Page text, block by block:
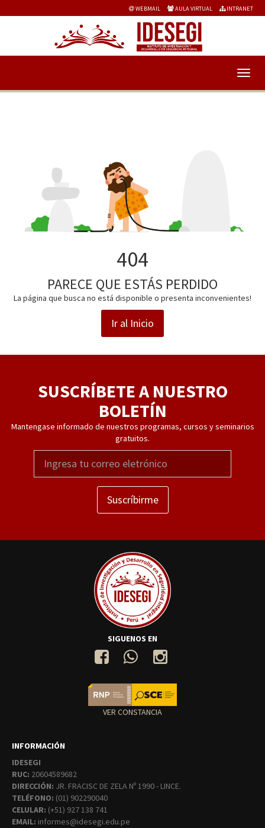
WEBMAIL AULA VIRTUAL INTRANET
404
PARECE QUE ESTÁS PERDIDO
La página que busca no está disponible o presenta inconvenientes!
Ir al Inicio
SUSCRÍBETE A NUESTRO
BOLETÍN
Mantengase informado de nuestros programas, cursos y seminarios
gratuitos.
Suscríbirme
SIGUENOS EN
VER CONSTANCIA
INFORMACIÓN
IDESEGI
RUC: 20604589682
DIRECCIÓN: JR. FRACISC DE ZELA Nº 1990 - LINCE.
TELÉFONO: (01) 902290040
CELULAR: (+51) 927 138 741
EMAIL: informes@idesegi.edu.pe